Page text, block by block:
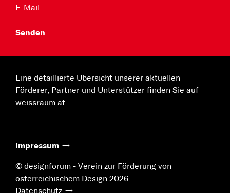
Eine detaillierte Übersicht unserer aktuellen
Förderer, Partner und Unterstützer finden Sie auf
weissraum.at
Impressum
© designforum - Verein zur Förderung von
österreichischem Design 2026
Datenschutz